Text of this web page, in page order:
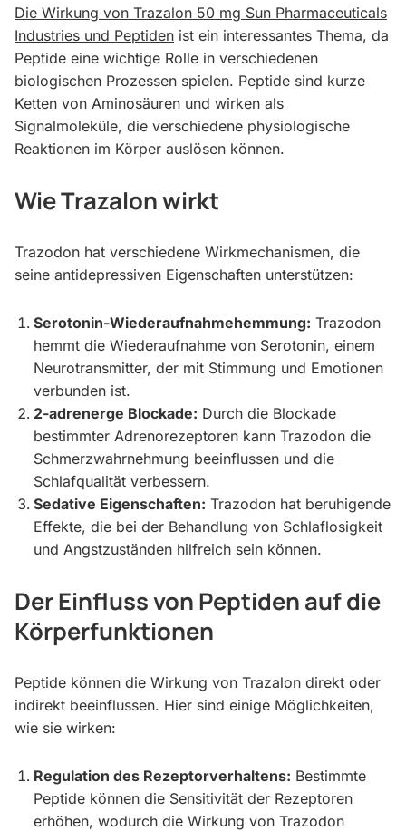
Die Wirkung von Trazalon 50 mg Sun Pharmaceuticals
Industries und Peptiden ist ein interessantes Thema, da
Peptide eine wichtige Rolle in verschiedenen
biologischen Prozessen spielen. Peptide sind kurze
Ketten von Aminosäuren und wirken als
Signalmoleküle, die verschiedene physiologische
Reaktionen im Körper auslösen können.
Wie Trazalon wirkt
Trazodon hat verschiedene Wirkmechanismen, die
seine antidepressiven Eigenschaften unterstützen:
Serotonin-Wiederaufnahmehemmung: Trazodon
hemmt die Wiederaufnahme von Serotonin, einem
Neurotransmitter, der mit Stimmung und Emotionen
verbunden ist.
2-adrenerge Blockade: Durch die Blockade
bestimmter Adrenorezeptoren kann Trazodon die
Schmerzwahrnehmung beeinflussen und die
Schlafqualität verbessern.
Sedative Eigenschaften: Trazodon hat beruhigende
Effekte, die bei der Behandlung von Schlaflosigkeit
und Angstzuständen hilfreich sein können.
Der Einfluss von Peptiden auf die
Körperfunktionen
Peptide können die Wirkung von Trazalon direkt oder
indirekt beeinflussen. Hier sind einige Möglichkeiten,
wie sie wirken:
Regulation des Rezeptorverhaltens: Bestimmte
Peptide können die Sensitivität der Rezeptoren
erhöhen, wodurch die Wirkung von Trazodon